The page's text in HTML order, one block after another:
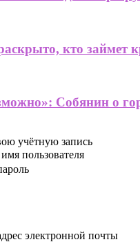
кто займет
Собянин о
учётную запись
пользователя
электронной почты